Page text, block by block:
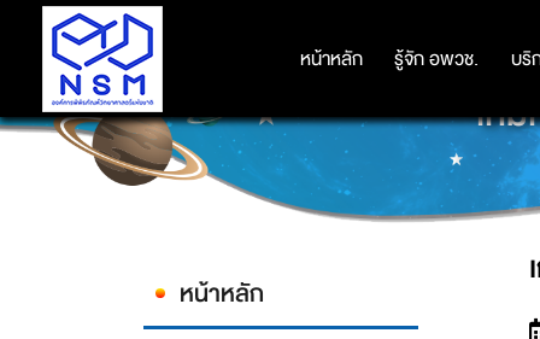
หน้าหลัก รู้จัก อพวช. บริ
หน้าหลัก รู้จัก อพวช. บริ
เก
หน้าหลัก